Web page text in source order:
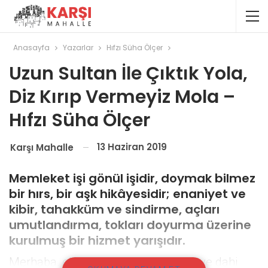
Anasayfa Yazarlar Hıfzı Süha Ölçer
Uzun Sultan İle Çıktık Yola,
Diz Kırıp Vermeyiz Mola –
Hıfzı Süha Ölçer
Karşı Mahalle 13 Haziran 2019
Memleket işi gönül işidir, doymak bilmez
bir hırs, bir aşk hikâyesidir; enaniyet ve
kibir, tahakküm ve sindirme, açları
umutlandırma, tokları doyurma üzerine
kurulmuş bir hizmet yarışıdır.
Merhaba, ehlen ve sehlen ey canlar ve dahi